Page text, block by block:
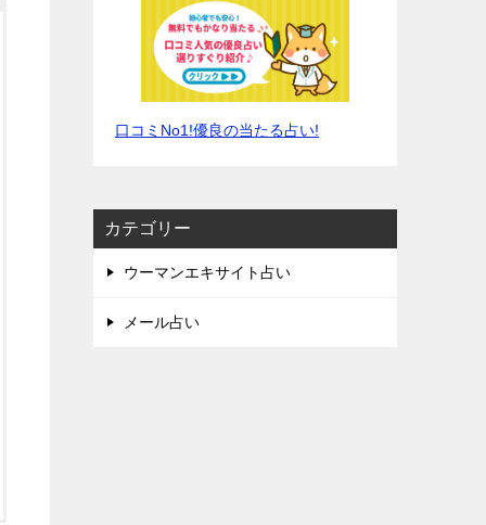
口コミNo1!優良の当たる占い!
カテゴリー
ウーマンエキサイト占い
メール占い